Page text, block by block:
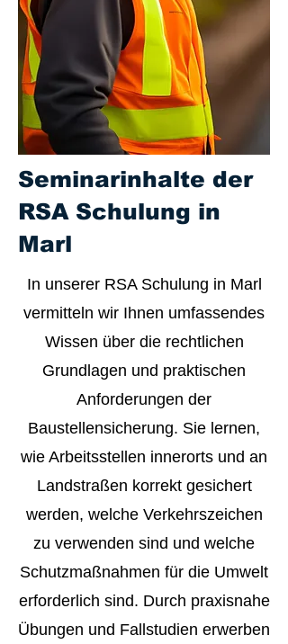
Seminarinhalte der
RSA Schulung in
Marl
In unserer RSA Schulung in Marl
vermitteln wir Ihnen umfassendes
Wissen über die rechtlichen
Grundlagen und praktischen
Anforderungen der
Baustellensicherung. Sie lernen,
wie Arbeitsstellen innerorts und an
Landstraßen korrekt gesichert
werden, welche Verkehrszeichen
zu verwenden sind und welche
Schutzmaßnahmen für die Umwelt
erforderlich sind. Durch praxisnahe
Übungen und Fallstudien erwerben